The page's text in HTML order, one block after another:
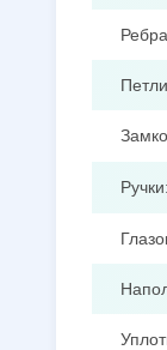
Ручки: